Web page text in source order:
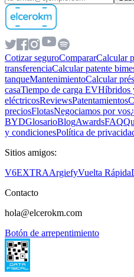
Cotizar seguroCompararCalcular
transferenciaCalcular patente
tanqueMantenimientoCalcular
casaTiempo de carga EVHíbridos
eléctricosReviewsPatentamientos
preciosFlotasNegociamos por vos
BYDGlosarioBlogAwardsFAQ
y condicionesPolítica de
Sitios amigos:
V6EXTRAArgiefyVuelta Rápida
Contacto
hola@elcerokm.com
Botón de arrepentimiento